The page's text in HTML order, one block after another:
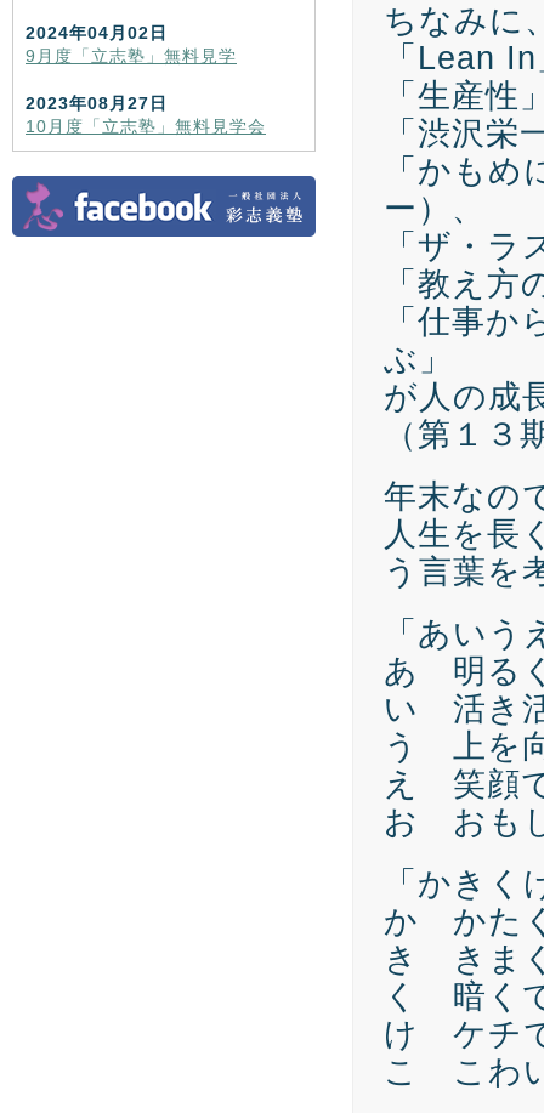
ちなみに
「Lean
「生産性
「渋沢
「かも
ー）、
「ザ・
「教え
「仕事
ぶ」
が人の成
（第１
年末なの
人生を長
う言葉を
「あい
あ 明る
い 活き
う 上を
え 笑顔
お おも
「かき
か かた
き きま
く 暗く
け ケチ
こ こわ
2024年04月02日
9月度「立志塾」無料見学
2023年08月27日
10月度「立志塾」無料見学会